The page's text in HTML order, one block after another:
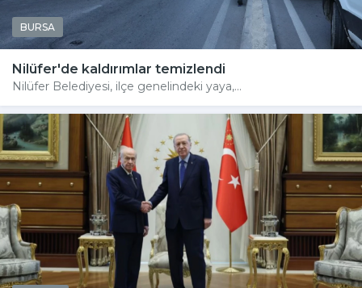
BURSA
Nilüfer'de kaldırımlar temizlendi
Nilüfer Belediyesi, ilçe genelindeki yaya,...